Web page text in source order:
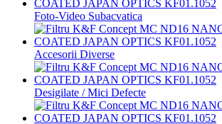
Foto-Video Subacvatica
Accesorii Diverse
Desigilate / Mici Defecte